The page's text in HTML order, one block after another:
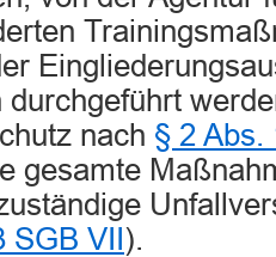
durchgeführt
nach § 2 Abs.
gesamte
VII ).